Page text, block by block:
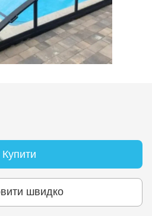
Купити
швидко